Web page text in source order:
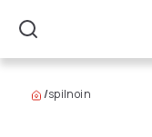
Szukaj
/spilnoin